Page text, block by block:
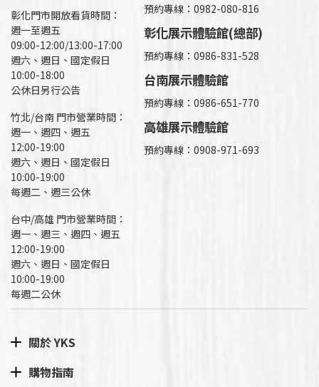
彰化門市開放看貨時間：
週一至週五
09:00-12:00/13:00-17:00
週六、週日、國定假日
10:00-18:00
公休日另行公告
竹北/台南 門市營業時間：
週一、週四、週五
12:00-19:00
週六、週日、國定假日
10:00-19:00
每週二、週三公休
台中/高雄 門市營業時間：
週一、週三、週四、週五
12:00-19:00
週六、週日、國定假日
10:00-19:00
每週二公休
預約專線：0982-080-816
彰化展示體驗館(總部)
預約專線： 0986-831-528
台南展示體驗館
預約專線：0986-651-770
高雄展示體驗館
預約專線： 0908-971-693
關於 YKS
購物指南